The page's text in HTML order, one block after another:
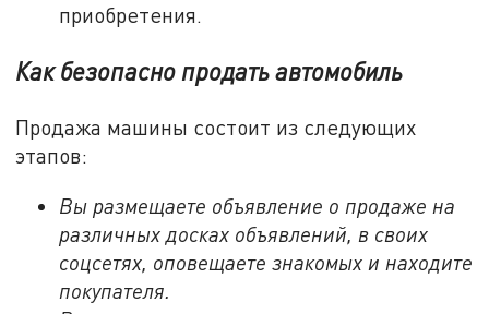
приобретения.
Как безопасно продать автомобиль
Продажа машины состоит из следующих
этапов:
Вы размещаете объявление о продаже на
различных досках объявлений, в своих
соцсетях, оповещаете знакомых и находите
покупателя.